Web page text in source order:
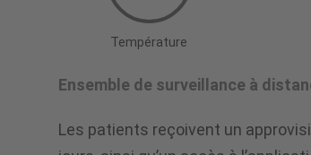
Température
Ensemble de surveillance à
Les patients reçoivent un